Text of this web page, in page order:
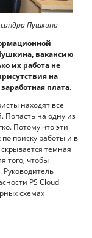
Пушкина
вакансию
их работа не
на
плата.
находят все
Попасть на одну из
Потому что эти
поиску работы и в
темная
того, чтобы
PS Cloud
схемах